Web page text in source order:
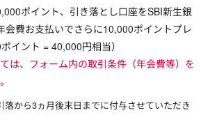
ポイント、引き落とし口座をSBI新生銀
会費お支払いでさらに10,000ポイントプレ
イント = 40,000円相当）
は、フォーム内の取引条件（年会費等）を
落から3ヵ月後末日までに付与させていただき